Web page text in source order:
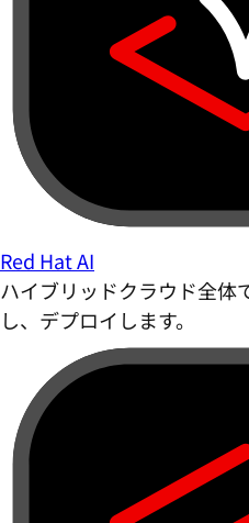
Red Hat AI
ハイブリッドクラウド全体
し、デプロイします。